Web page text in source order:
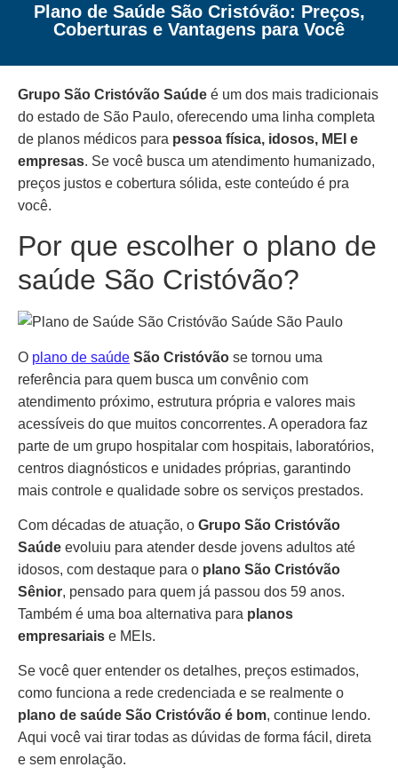
Plano de Saúde São Cristóvão: Preços,
Coberturas e Vantagens para Você
Grupo São Cristóvão Saúde é um dos mais tradicionais
do estado de São Paulo, oferecendo uma linha completa
de planos médicos para pessoa física, idosos, MEI e
empresas. Se você busca um atendimento humanizado,
preços justos e cobertura sólida, este conteúdo é pra
você.
Por que escolher o plano de
saúde São Cristóvão?
O plano de saúde São Cristóvão se tornou uma
referência para quem busca um convênio com
atendimento próximo, estrutura própria e valores mais
acessíveis do que muitos concorrentes. A operadora faz
parte de um grupo hospitalar com hospitais, laboratórios,
centros diagnósticos e unidades próprias, garantindo
mais controle e qualidade sobre os serviços prestados.
Com décadas de atuação, o Grupo São Cristóvão
Saúde evoluiu para atender desde jovens adultos até
idosos, com destaque para o plano São Cristóvão
Sênior, pensado para quem já passou dos 59 anos.
Também é uma boa alternativa para planos
empresariais e MEIs.
Se você quer entender os detalhes, preços estimados,
como funciona a rede credenciada e se realmente o
plano de saúde São Cristóvão é bom, continue lendo.
Aqui você vai tirar todas as dúvidas de forma fácil, direta
e sem enrolação.